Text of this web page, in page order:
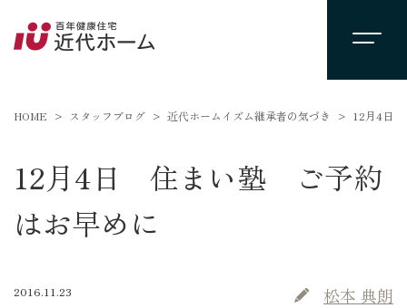
HOME スタッフブログ 近代ホームイズム継承者の気づき 12月4日
12月4日 住まい塾 ご予約
はお早めに
2016.11.23 松本 典朗